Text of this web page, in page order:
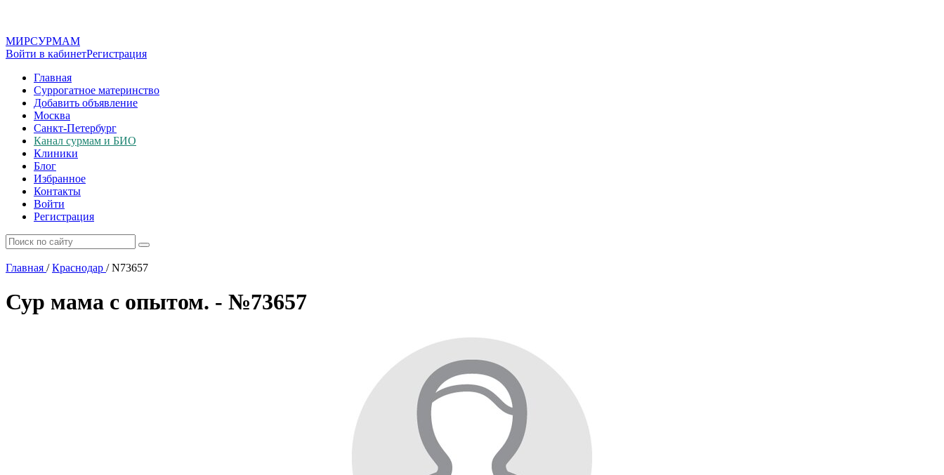
МИРСУРМАМ
Войти в кабинетРегистрация
Главная
Суррогатное материнство
Добавить объявление
Москва
Санкт-Петербург
Канал сурмам и БИО
Клиники
Блог
Избранное
Контакты
Войти
Регистрация
Главная / Краснодар /N73657
Сур мама с опытом. - №73657